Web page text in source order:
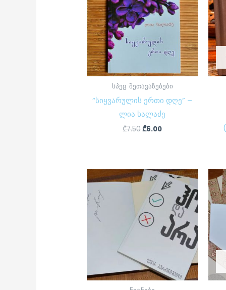
სპეც. შეთავაზებები
“სიყვარულის ერთი დღე” –
ლია ხალაძე
₾7.50₾6.00